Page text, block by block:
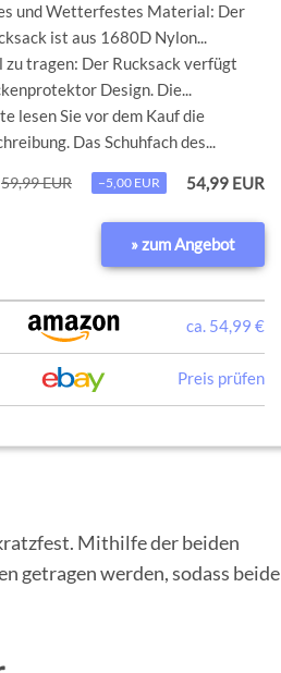
und Wetterfestes Material: Der
ist aus 1680D Nylon...
zu tragen: Der Rucksack verfügt
Design. Die...
lesen Sie vor dem Kauf die
Das Schuhfach des...
59,99 EUR −5,00 EUR 54,99 EUR
» zum Angebot
ca. 54,99 €
Preis prüfen
Mithilfe der beiden
getragen werden, sodass beide